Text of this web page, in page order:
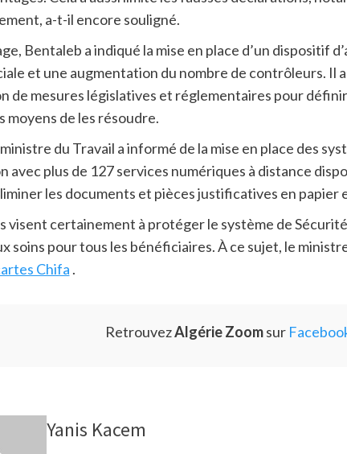
a-t-il encore souligné.
Bentaleb a indiqué la mise en place d’un dispositif
et une augmentation du nombre de contrôleurs. Il
de mesures législatives et réglementaires pour
moyens de les résoudre.
du Travail a informé de la mise en place des
avec plus de 127 services numériques à distance
les documents et pièces justificatives en papier
visent certainement à protéger le système de
soins pour tous les bénéficiaires. À ce sujet, le
Chifa .
RetrouvezAlgérie Zoomsur
Yanis Kacem